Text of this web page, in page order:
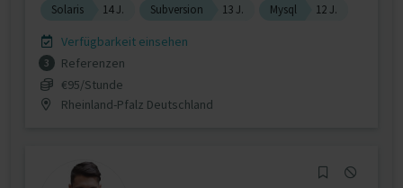
Solaris 14 J. Subversion 13 J. Mysql 12 J.
Verfügbarkeit einsehen
3
Referenzen
€95/Stunde
Rheinland-Pfalz Deutschland